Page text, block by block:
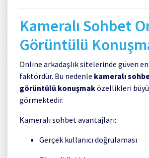
Kameralı Sohbet
Görüntülü
Online arkadaşlık sitelerinde güven
faktördür. Bu nedenle kameralı
görüntülü konuşmaközellikleri
görmektedir.
Kameralı sohbet avantajları:
Gerçek kullanıcı doğrulaması